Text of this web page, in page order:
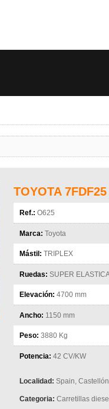
TOYOTA 7FDF25
Ref.: O625
Marca: Toyota
Mástil: TRIPLEX
Ruedas: SUPER
Elevación: 4700 mm
Ancho: 1150 mm
Peso: 3880 Kg
Potencia: 42 CV/KW
Localidad: Spain, Castellón
Categoria: Carretillas